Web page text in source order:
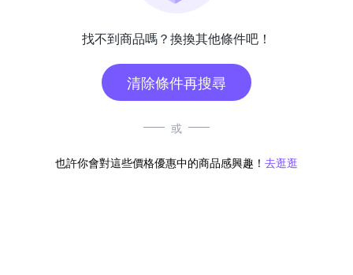
找不到商品嗎？換換其他條件吧！
清除條件再搜尋
或
也許你會對這些價格優惠中的商品感興趣！ 去逛逛